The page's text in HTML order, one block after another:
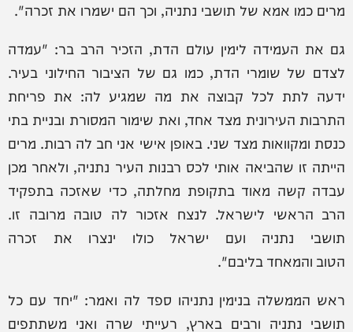
מרים כמו אמא של תושבי נתניה, וכך הם ישמרו את זכרה".
גם את העמידה לימין עולם הדת, הזכיר הרב בר: "עמדה
לצדם של שומרי הדת, כמו גם של הציבור החילוני בעיר.
ידעה לתת לכל קבוצה את מה שמגיע לה: את פריחת
התרבות העירונית מצד אחד, ואת שימור המסורת ובניית בתי
כנסת ומקוואות מצד שני. באופן אישי אני חב לה רבות. מרים
הייתה זו שהביאה אותי לכס רבנות העיר נתניה, ולאחר מכן
עבדה קשה מאוד בתקופת מחלתה, כדי שאזכה בתפקיד
הרב הראשי לישראל. לנצח אזכור לה טובה מרובה זו.
תושבי נתניה ועם ישראל כולו ינצרו את זכרה
הטוב והמאחד בליבם".
ראש הממשלה בנימין נתניהו ספד לה ואמר: "יחד עם כל
תושבי נתניה ורבים בארץ, רעייתי שרה ואני משתתפים